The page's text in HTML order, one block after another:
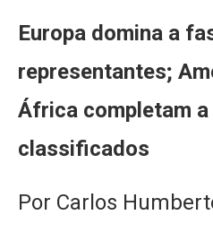
Europa domina a
representantes;
África completam
classificados
Por Carlos